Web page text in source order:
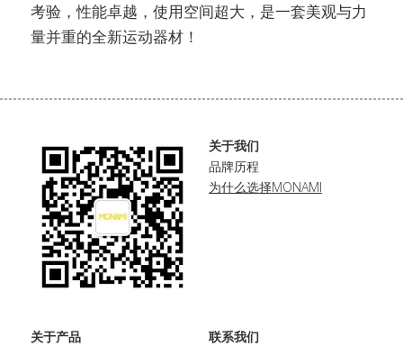
考验，性能卓越，使用空间超大，是一套美观与力
量并重的全新运动器材！
关于我们
品牌历程
为什么选择MONAMI
关于产品
联系我们